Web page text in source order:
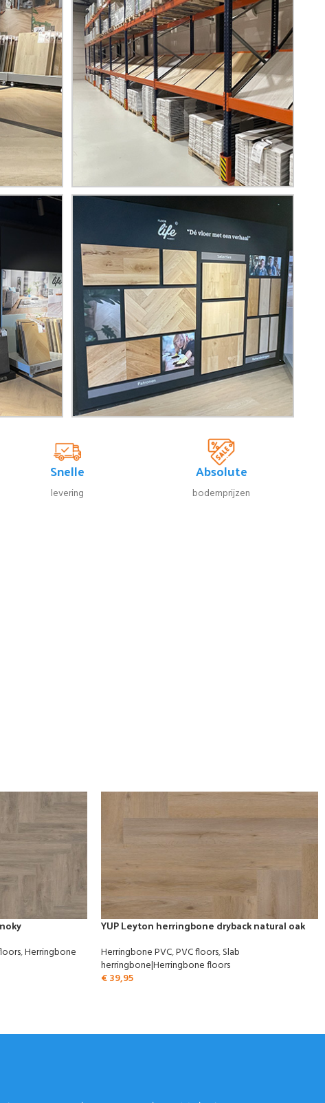
Snelle
levering
Absolute
bodemprijzen
,Herringbone
YUP Leyton herringbone dryback natural oak
Herringbone PVC,PVC floors,Slab
herringbone|Herringbone floors
€39,95